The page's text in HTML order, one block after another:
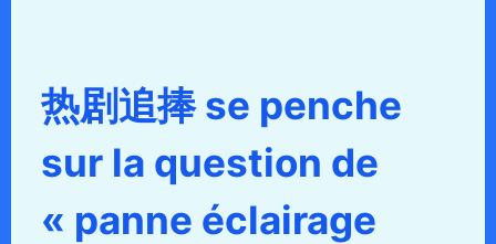
热剧追捧 se penche
sur la question de
« panne éclairage